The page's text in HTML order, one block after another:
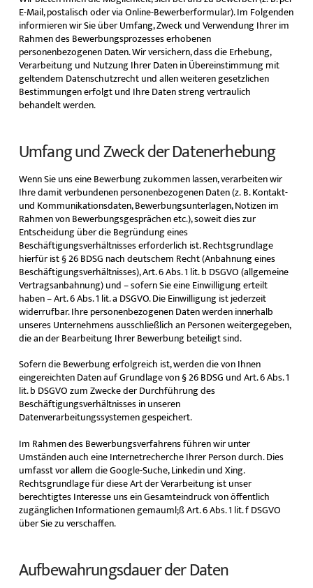
E-Mail, postalisch oder via Online-Bewerberformular). Im Folgenden
informieren wir Sie über Umfang, Zweck und Verwendung Ihrer im
Rahmen des Bewerbungsprozesses erhobenen
personenbezogenen Daten. Wir versichern, dass die Erhebung,
Verarbeitung und Nutzung Ihrer Daten in Übereinstimmung mit
geltendem Datenschutzrecht und allen weiteren gesetzlichen
Bestimmungen erfolgt und Ihre Daten streng vertraulich
behandelt werden.
Umfang und Zweck der Datenerhebung
Wenn Sie uns eine Bewerbung zukommen lassen, verarbeiten wir
Ihre damit verbundenen personenbezogenen Daten (z. B. Kontakt-
und Kommunikationsdaten, Bewerbungsunterlagen, Notizen im
Rahmen von Bewerbungsgesprächen etc.), soweit dies zur
Entscheidung über die Begründung eines
Beschäftigungsverhältnisses erforderlich ist. Rechtsgrundlage
hierfür ist § 26 BDSG nach deutschem Recht (Anbahnung eines
Beschäftigungsverhältnisses), Art. 6 Abs. 1 lit. b DSGVO (allgemeine
Vertragsanbahnung) und – sofern Sie eine Einwilligung erteilt
haben – Art. 6 Abs. 1 lit. a DSGVO. Die Einwilligung ist jederzeit
widerrufbar. Ihre personenbezogenen Daten werden innerhalb
unseres Unternehmens ausschließlich an Personen weitergegeben,
die an der Bearbeitung Ihrer Bewerbung beteiligt sind.
Sofern die Bewerbung erfolgreich ist, werden die von Ihnen
eingereichten Daten auf Grundlage von § 26 BDSG und Art. 6 Abs. 1
lit. b DSGVO zum Zwecke der Durchführung des
Beschäftigungsverhältnisses in unseren
Datenverarbeitungssystemen gespeichert.
Im Rahmen des Bewerbungsverfahrens führen wir unter
Umständen auch eine Internetrecherche Ihrer Person durch. Dies
umfasst vor allem die Google-Suche, Linkedin und Xing.
Rechtsgrundlage für diese Art der Verarbeitung ist unser
berechtigtes Interesse uns ein Gesamteindruck von öffentlich
zugänglichen Informationen gemauml;ß Art. 6 Abs. 1 lit. f DSGVO
über Sie zu verschaffen.
Aufbewahrungsdauer der Daten